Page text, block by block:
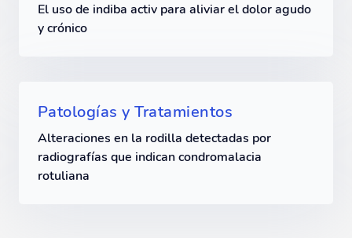
El uso de indiba activ para aliviar el dolor agudo
y crónico
Patologías y Tratamientos
Alteraciones en la rodilla detectadas por
radiografías que indican condromalacia
rotuliana